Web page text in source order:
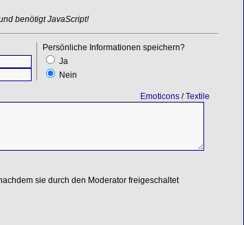
benötigt JavaScript!
Persönliche Informationen speichern?
Ja
Nein
Emoticons/Textile
sie durch den Moderator freigeschaltet